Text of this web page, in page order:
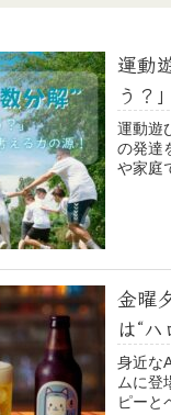
運動
う？
運動遊
の発達
や家庭
金曜
は“
身近な
ムに登
ピーと